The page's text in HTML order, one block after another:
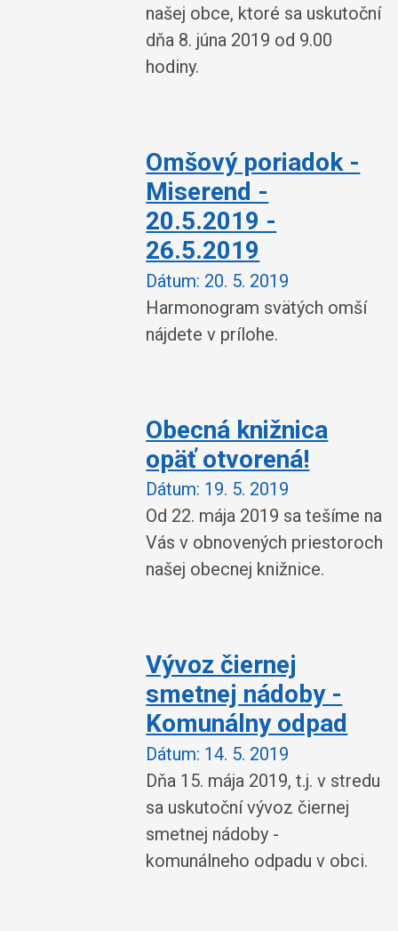
našej obce, ktoré sa uskutoční
dňa 8. júna 2019 od 9.00
hodiny.
Omšový poriadok -
Miserend -
20.5.2019 -
26.5.2019
Dátum: 20. 5. 2019
Harmonogram svätých omší
nájdete v prílohe.
Obecná knižnica
opäť otvorená!
Dátum: 19. 5. 2019
Od 22. mája 2019 sa tešíme na
Vás v obnovených priestoroch
našej obecnej knižnice.
Vývoz čiernej
smetnej nádoby -
Komunálny odpad
Dátum: 14. 5. 2019
Dňa 15. mája 2019, t.j. v stredu
sa uskutoční vývoz čiernej
smetnej nádoby -
komunálneho odpadu v obci.